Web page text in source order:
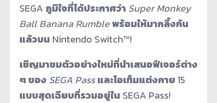
SEGA ภูมิใจที่ได้ประกาศว่า Super Monkey
Ball Banana Rumbleพร้อมให้มากลิ้งกัน
แล้วบน Nintendo Switch™!
เชิญมาชมตัวอย่างใหม่ที่นำเสนอฟีเจอร์ต่าง
ๆ ของ SEGA Pass และไอเท็มแต่งกาย 15
แบบสุดเฉียบที่รวมอยู่ใน SEGA Pass!